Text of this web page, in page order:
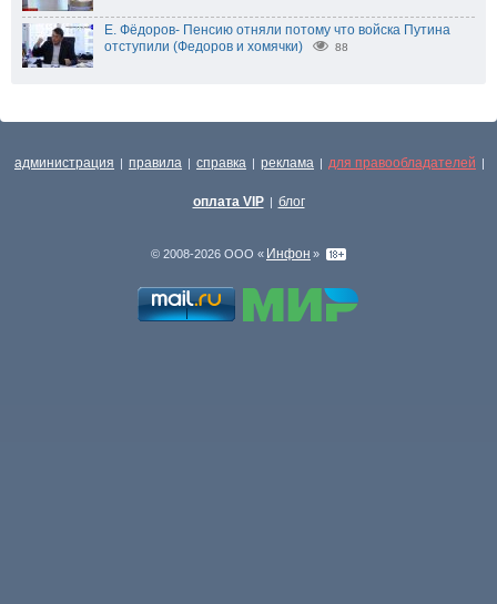
Е. Фёдоров- Пенсию отняли потому что войска Путина
отступили (Федоров и хомячки)
88
администрация | правила | справка | реклама | для правообладателей |
оплата VIP | блог
© 2008-2026 ООО « Инфон »